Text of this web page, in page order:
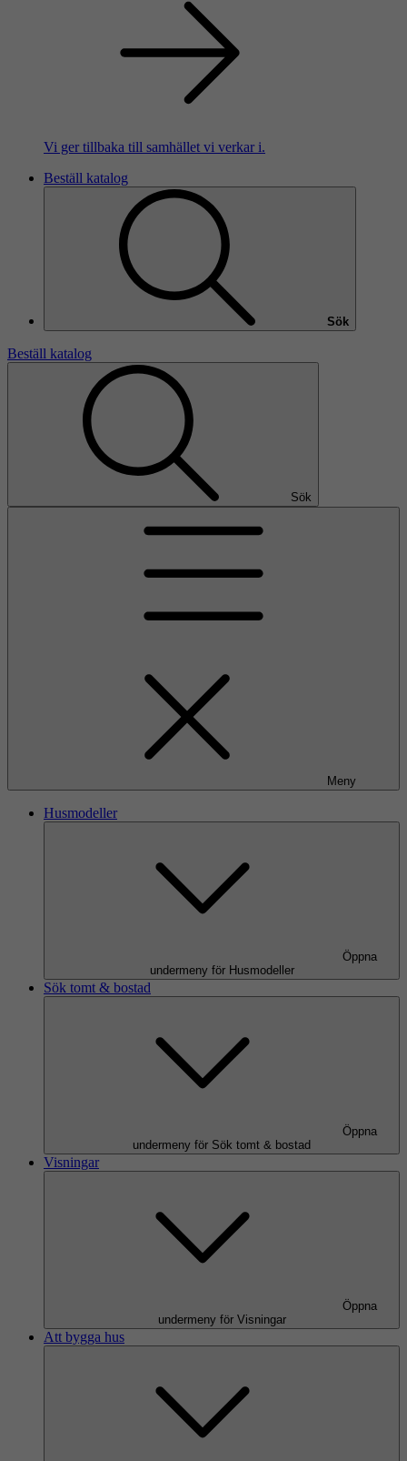
Vi ger tillbaka till samhället vi verkar i.
Beställ katalog
Sök
Beställ katalog
Sök
Meny
Husmodeller
Öppna
undermeny för Husmodeller
Sök tomt & bostad
Öppna
undermeny för Sök tomt & bostad
Visningar
Öppna
undermeny för Visningar
Att bygga hus